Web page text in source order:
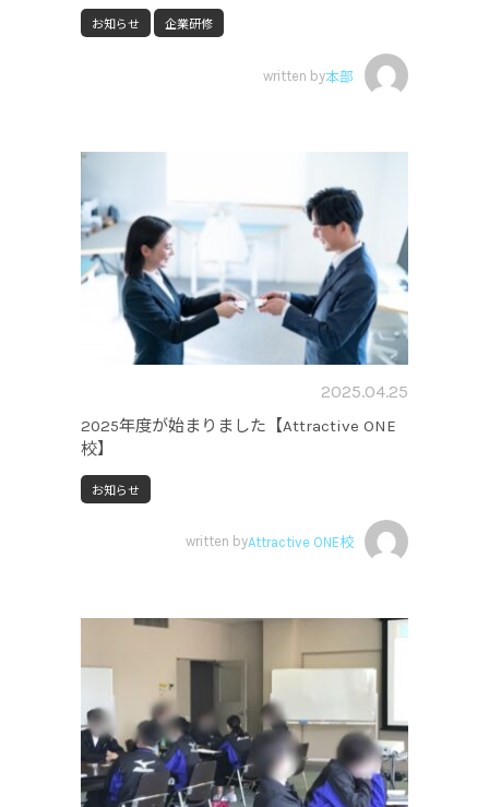
お知らせ 企業研修
written by本部
2025.04.25
2025年度が始まりました【Attractive ONE
校】
お知らせ
written byAttractive ONE校